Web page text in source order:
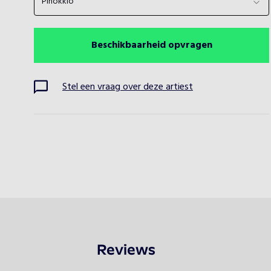
Beschikbaarheid opvragen
Stel een vraag over deze artiest
Reviews